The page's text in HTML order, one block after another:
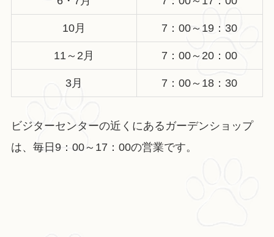
10月 7：00～19：30
11～2月 7：00～20：00
3月 7：00～18：30
ビジターセンターの近くにあるガーデンショップ
は、毎日9：00～17：00の営業です。